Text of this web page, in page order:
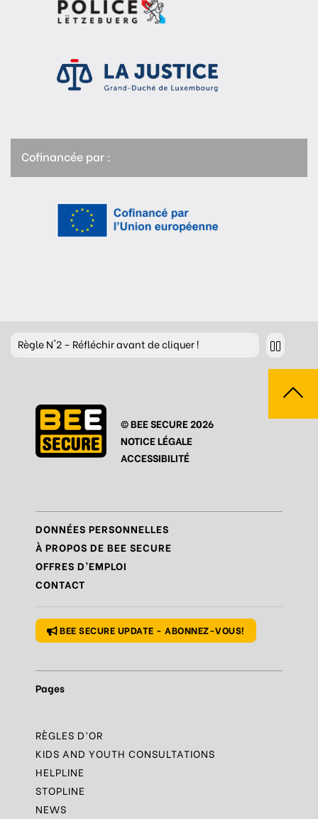
Cofinancée par :
RègleN°2 – Réfléchir avant de cliquer !
RègleN°4 – Respecter les autres
RègleN°5 – Se protéger du piratage
RègleN°6 – Remettre en question ce que l’on voit
RègleN°8 – Protéger sa vie privée
Règle N°9 – Savoir s’accorder une pause
RègleN°10 – Des questions ? Parles-en
© BEE SECURE 2026
NOTICE LÉGALE
ACCESSIBILITÉ
DONNÉES PERSONNELLES
À PROPOS DE BEE SECURE
OFFRES D’EMPLOI
CONTACT
BEE SECURE UPDATE - ABONNEZ-VOUS!
Pages
RÈGLES D’OR
KIDS AND YOUTH CONSULTATIONS
HELPLINE
STOPLINE
NEWS